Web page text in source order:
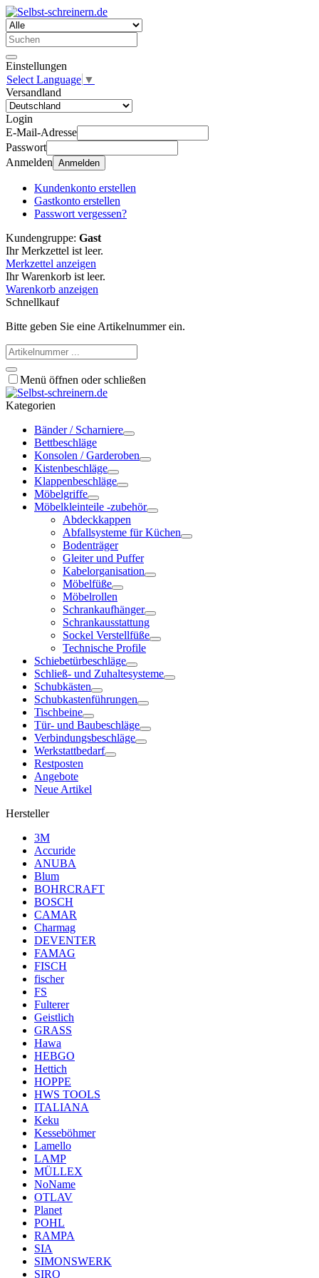
Einstellungen
Select Language ▼
Versandland
Login
E-Mail-Adresse
Passwort
Anmelden Anmelden
Kundenkonto erstellen
Gastkonto erstellen
Passwort vergessen?
Kundengruppe: Gast
Ihr Merkzettel ist leer.
Merkzettel anzeigen
Ihr Warenkorb ist leer.
Warenkorb anzeigen
Schnellkauf
Bitte geben Sie eine Artikelnummer ein.
Menü öffnen oder schließen
Kategorien
Bänder / Scharniere
Bettbeschläge
Konsolen / Garderoben
Kistenbeschläge
Klappenbeschläge
Möbelgriffe
Möbelkleinteile -zubehör
Abdeckkappen
Abfallsysteme für Küchen
Bodenträger
Gleiter und Puffer
Kabelorganisation
Möbelfüße
Möbelrollen
Schrankaufhänger
Schrankausstattung
Sockel Verstellfüße
Technische Profile
Schiebetürbeschläge
Schließ- und Zuhaltesysteme
Schubkästen
Schubkastenführungen
Tischbeine
Tür- und Baubeschläge
Verbindungsbeschläge
Werkstattbedarf
Restposten
Angebote
Neue Artikel
Hersteller
3M
Accuride
ANUBA
Blum
BOHRCRAFT
BOSCH
CAMAR
Charmag
DEVENTER
FAMAG
FISCH
fischer
FS
Fulterer
Geistlich
GRASS
Hawa
HEBGO
Hettich
HOPPE
HWS TOOLS
ITALIANA
Keku
Kesseböhmer
Lamello
LAMP
MÜLLEX
NoName
OTLAV
Planet
POHL
RAMPA
SIA
SIMONSWERK
SIRO